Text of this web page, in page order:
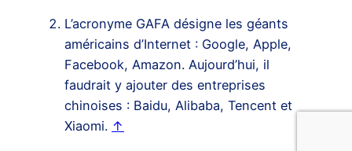
L’acronyme GAFA désigne les géants
américains d’Internet : Google, Apple,
Facebook, Amazon. Aujourd’hui, il
faudrait y ajouter des entreprises
chinoises : Baidu, Alibaba, Tencent et
Xiaomi. ↑